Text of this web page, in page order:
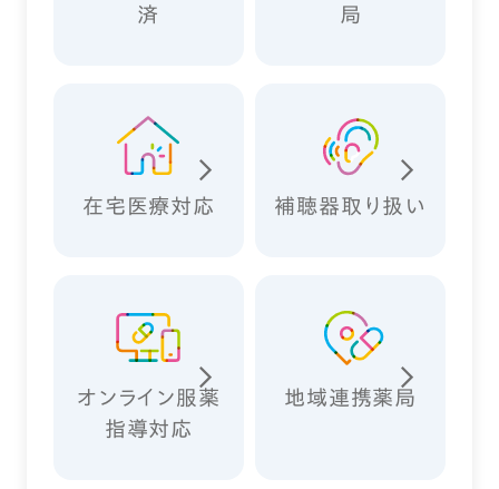
済
局
在宅医療対応 補聴器取り扱い
オンライン服薬
指導対応
地域連携薬局